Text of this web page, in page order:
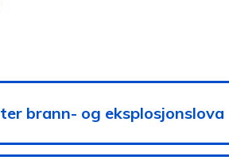
brann- og eksplosjonslova